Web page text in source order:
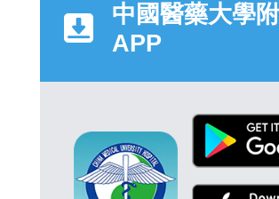
中國醫藥大學
APP